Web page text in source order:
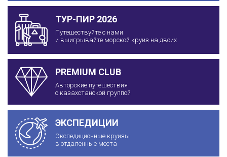
ТУР-ПИР 2026
Путешествуйте с нами
и выигрывайте морской круиз на двоих
PREMIUM CLUB
Авторские путешествия
с казахстанской группой
ЭКСПЕДИЦИИ
Экспедиционные круизы
в отдаленные места